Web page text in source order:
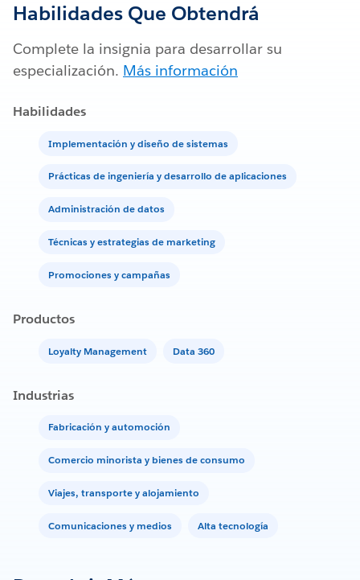
Habilidades Que Obtendrá
Complete la insignia para desarrollar su
especialización. Más información
Habilidades
Implementación y diseño de sistemas
Prácticas de ingeniería y desarrollo de aplicaciones
Administración de datos
Técnicas y estrategias de marketing
Promociones y campañas
Productos
Loyalty Management Data 360
Industrias
Fabricación y automoción
Comercio minorista y bienes de consumo
Viajes, transporte y alojamiento
Comunicaciones y medios Alta tecnología